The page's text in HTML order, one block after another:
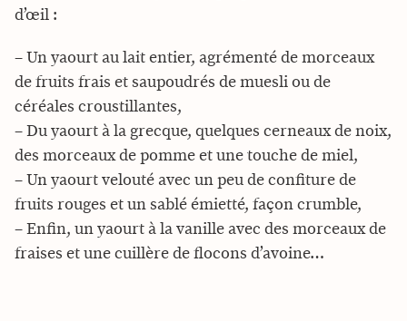
d’œil :
– Un yaourt au lait entier, agrémenté de morceaux
de fruits frais et saupoudrés de muesli ou de
céréales croustillantes,
– Du yaourt à la grecque, quelques cerneaux de noix,
des morceaux de pomme et une touche de miel,
– Un yaourt velouté avec un peu de confiture de
fruits rouges et un sablé émietté, façon crumble,
– Enfin, un yaourt à la vanille avec des morceaux de
fraises et une cuillère de flocons d’avoine…